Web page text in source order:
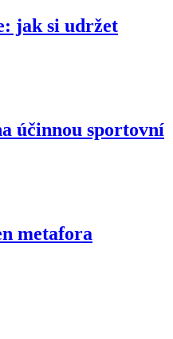
jak si udržet
účinnou sportovní
metafora